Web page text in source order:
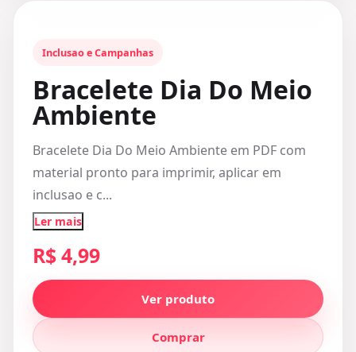
Inclusao e Campanhas
Bracelete Dia Do Meio
Ambiente
Bracelete Dia Do Meio Ambiente em PDF com
material pronto para imprimir, aplicar em
inclusao e c...
Ler mais
R$ 4,99
Ver produto
Comprar